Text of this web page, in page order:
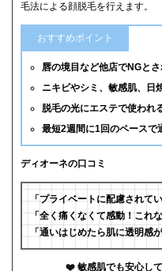
毛法による顔脱毛を行えます。
おすすめポイント
唇の境目など他店でNGと
ニキビやシミ、敏感肌、日
脱毛の光にエステで使われ
最短2週間に1回のペースで
ディオーネの口コミ
「プライベートに配慮されて
「全く痛くなくて感動！これ
「通いはじめたら肌に透明感
敏感肌でも安心し